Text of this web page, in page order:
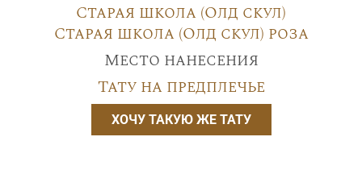
Старая школа (Олд скул)
Старая школа (Олд скул) роза
Место нанесения
Тату на предплечье
ХОЧУ ТАКУЮ ЖЕ ТАТУ